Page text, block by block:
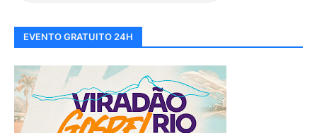
EVENTO GRATUITO 24H